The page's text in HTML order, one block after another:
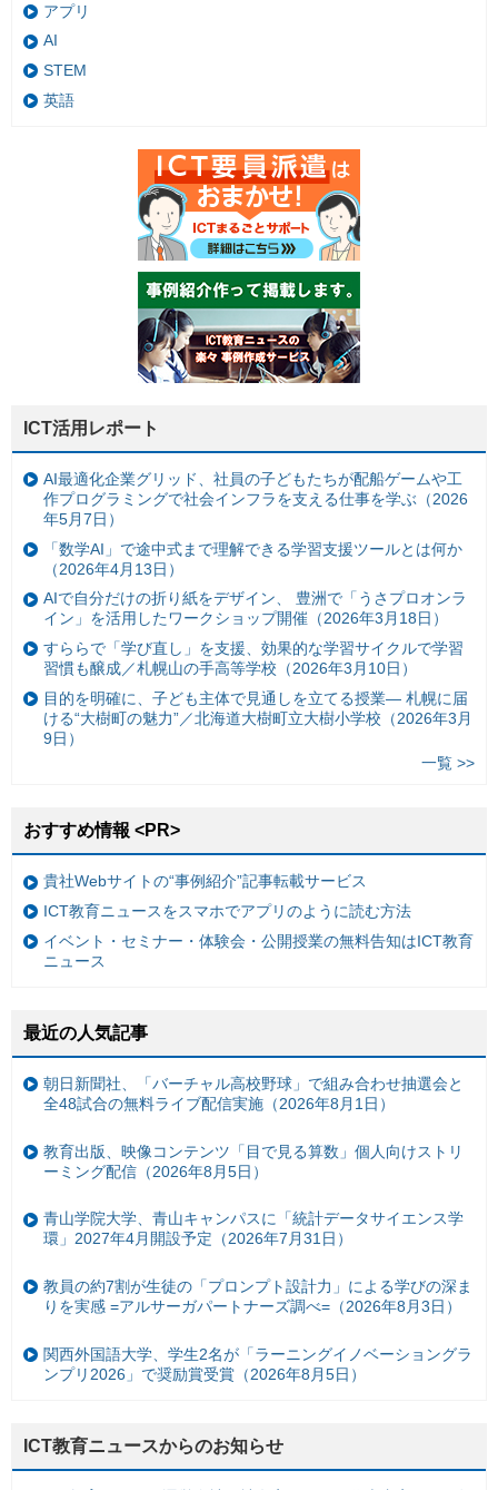
アプリ
AI
STEM
英語
ICT活用レポート
AI最適化企業グリッド、社員の子どもたちが配船ゲームや工
作プログラミングで社会インフラを支える仕事を学ぶ（2026
年5月7日）
「数学AI」で途中式まで理解できる学習支援ツールとは何か
（2026年4月13日）
AIで自分だけの折り紙をデザイン、 豊洲で「うさプロオンラ
イン」を活用したワークショップ開催（2026年3月18日）
すららで「学び直し」を支援、効果的な学習サイクルで学習
習慣も醸成／札幌山の手高等学校（2026年3月10日）
目的を明確に、子ども主体で見通しを立てる授業— 札幌に届
ける“大樹町の魅力”／北海道大樹町立大樹小学校（2026年3月
9日）
一覧 >>
おすすめ情報 <PR>
貴社Webサイトの“事例紹介”記事転載サービス
ICT教育ニュースをスマホでアプリのように読む方法
イベント・セミナー・体験会・公開授業の無料告知はICT教育
ニュース
最近の人気記事
朝日新聞社、「バーチャル高校野球」で組み合わせ抽選会と
全48試合の無料ライブ配信実施（2026年8月1日）
教育出版、映像コンテンツ「目で見る算数」個人向けストリ
ーミング配信（2026年8月5日）
青山学院大学、青山キャンパスに「統計データサイエンス学
環」2027年4月開設予定（2026年7月31日）
教員の約7割が生徒の「プロンプト設計力」による学びの深ま
りを実感 =アルサーガパートナーズ調べ=（2026年8月3日）
関西外国語大学、学生2名が「ラーニングイノベーショングラ
ンプリ2026」で奨励賞受賞（2026年8月5日）
ICT教育ニュースからのお知らせ